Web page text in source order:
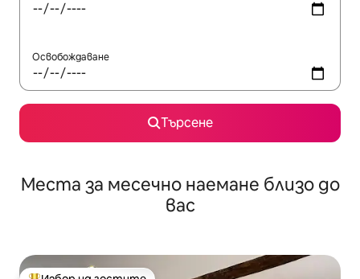
Освобождаване
Търсене
Места за месечно наемане близо до
вас